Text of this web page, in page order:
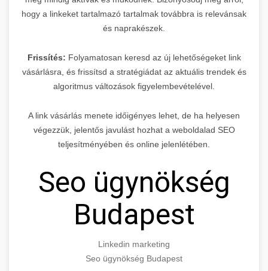
hogy a linkeket tartalmazó tartalmak továbbra is relevánsak
és naprakészek.
Frissítés: Folyamatosan keresd az új lehetőségeket link
vásárlásra, és frissítsd a stratégiádat az aktuális trendek és
algoritmus változások figyelembevételével.
A link vásárlás menete időigényes lehet, de ha helyesen
végezzük, jelentős javulást hozhat a weboldalad SEO
teljesítményében és online jelenlétében.
Seo ügynökség
Budapest
Linkedin marketing
Seo ügynökség Budapest